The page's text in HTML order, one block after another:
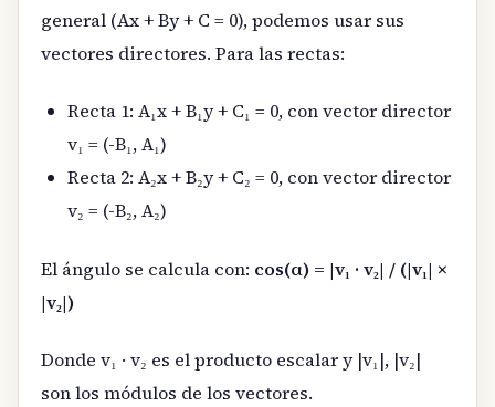
general (Ax + By + C = 0), podemos usar sus
vectores directores. Para las rectas:
Recta 1: A₁x + B₁y + C₁ = 0, con vector director
v₁ = (-B₁, A₁)
Recta 2: A₂x + B₂y + C₂ = 0, con vector director
v₂ = (-B₂, A₂)
El ángulo se calcula con: cos(α) = |v₁ · v₂| / (|v₁| ×
|v₂|)
Donde v₁ · v₂ es el producto escalar y |v₁|, |v₂|
son los módulos de los vectores.